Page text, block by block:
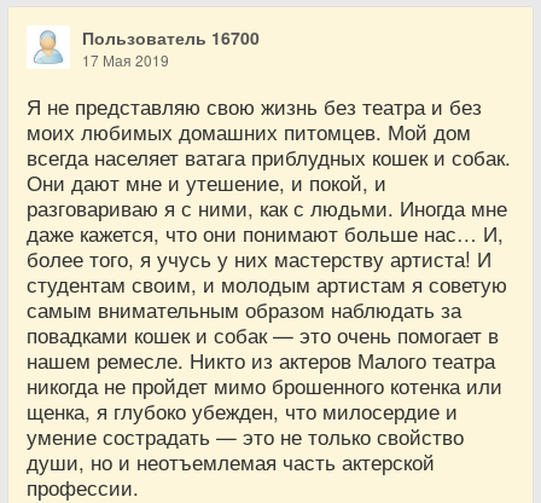
Пользователь 16700
17 Мая 2019
Я не представляю свою жизнь без театра и без
моих любимых домашних питомцев. Мой дом
всегда населяет ватага приблудных кошек и собак.
Они дают мне и утешение, и покой, и
разговариваю я с ними, как с людьми. Иногда мне
даже кажется, что они понимают больше нас… И,
более того, я учусь у них мастерству артиста! И
студентам своим, и молодым артистам я советую
самым внимательным образом наблюдать за
повадками кошек и собак — это очень помогает в
нашем ремесле. Никто из актеров Малого театра
никогда не пройдет мимо брошенного котенка или
щенка, я глубоко убежден, что милосердие и
умение сострадать — это не только свойство
души, но и неотъемлемая часть актерской
профессии.